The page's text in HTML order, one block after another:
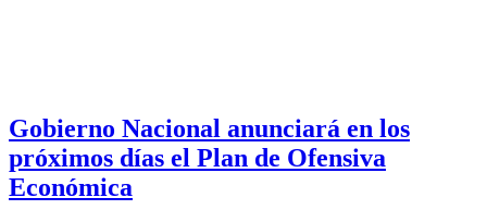
Gobierno Nacional anunciará en los
próximos días el Plan de Ofensiva
Económica